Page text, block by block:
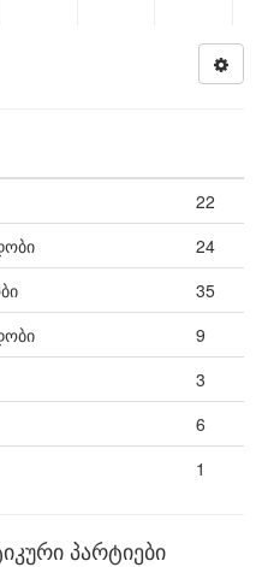
22
24
35
9
3
6
1
პარტიები